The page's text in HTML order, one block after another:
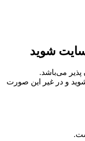
سایت شوید
پذیر می‌باشد.
و در غیر این صورت